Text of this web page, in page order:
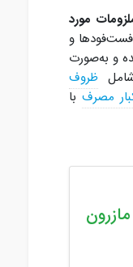
مورد
فست‌فودها و
و به‌صورت
ظروف
مصرف با